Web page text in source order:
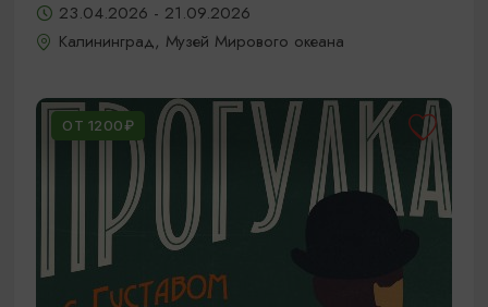
23.04.2026 - 21.09.2026
Калининград, Музей Мирового океана
ОТ 1200₽